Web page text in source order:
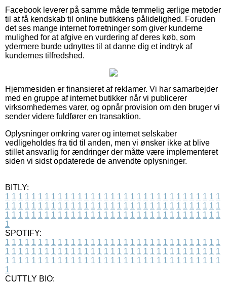
Facebook leverer på samme måde temmelig ærlige metoder
til at få kendskab til online butikkens pålidelighed. Foruden
det ses mange internet forretninger som giver kunderne
mulighed for at afgive en vurdering af deres køb, som
ydermere burde udnyttes til at danne dig et indtryk af
kundernes tilfredshed.
Hjemmesiden er finansieret af reklamer. Vi har samarbejder
med en gruppe af internet butikker når vi publicerer
virksomhedernes varer, og opnår provision om den bruger vi
sender videre fuldfører en transaktion.
Oplysninger omkring varer og internet selskaber
vedligeholdes fra tid til anden, men vi ønsker ikke at blive
stillet ansvarlig for ændringer der måtte være implementeret
siden vi sidst opdaterede de anvendte oplysninger.
BITLY:
1 1 1 1 1 1 1 1 1 1 1 1 1 1 1 1 1 1 1 1 1 1 1 1 1 1 1 1 1 1 1 1 1
1 1 1 1 1 1 1 1 1 1 1 1 1 1 1 1 1 1 1 1 1 1 1 1 1 1 1 1 1 1 1 1 1
1 1 1 1 1 1 1 1 1 1 1 1 1 1 1 1 1 1 1 1 1 1 1 1 1 1 1 1 1 1 1 1 1
1
SPOTIFY:
1 1 1 1 1 1 1 1 1 1 1 1 1 1 1 1 1 1 1 1 1 1 1 1 1 1 1 1 1 1 1 1 1
1 1 1 1 1 1 1 1 1 1 1 1 1 1 1 1 1 1 1 1 1 1 1 1 1 1 1 1 1 1 1 1 1
1 1 1 1 1 1 1 1 1 1 1 1 1 1 1 1 1 1 1 1 1 1 1 1 1 1 1 1 1 1 1 1 1
1
CUTTLY BIO: